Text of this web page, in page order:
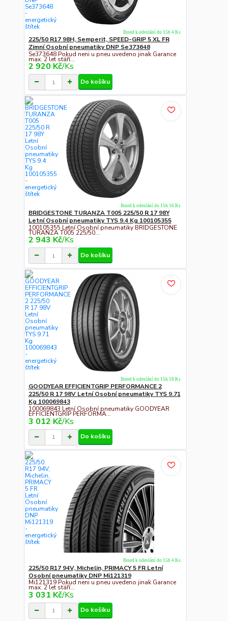
225/50 R17 98H, Semperit, SPEED-GRIP 5 XL FR
Zimní Osobní pneumatiky DNP Se373648
Se373648 Pokud neni u pneu uvedeno jinak Garance
max. 2 let stáří...
2 920 Kč/Ks
Ihned k odeslání do 15h 4 Ks
Do košíku
BRIDGESTONE TURANZA T005 225/50 R 17 98Y
Letní Osobní pneumatiky TYS 9.4 Kg 100105355
100105355 Letní Osobní pneumatiky BRIDGESTONE
TURANZA T005 225/50...
2 943 Kč/Ks
Ihned k odeslání do 15h 16 Ks
Do košíku
GOODYEAR EFFICIENTGRIP PERFORMANCE 2
225/50 R 17 98V Letní Osobní pneumatiky TYS 9.71
Kg 100069843
100069843 Letní Osobní pneumatiky GOODYEAR
EFFICIENTGRIP PERFORMA...
3 012 Kč/Ks
Ihned k odeslání do 15h 18 Ks
Do košíku
225/50 R17 94V, Michelin, PRIMACY 5 FR Letní
Osobní pneumatiky DNP Mi121319
Mi121319 Pokud neni u pneu uvedeno jinak Garance
max. 2 let stáří...
3 031 Kč/Ks
Ihned k odeslání do 15h 4 Ks
Do košíku